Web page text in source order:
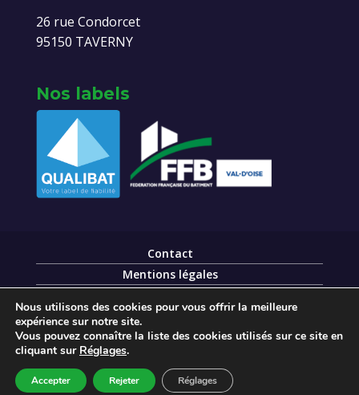
26 rue Condorcet
95150 TAVERNY
Nos labels
Contact
Mentions légales
Communication
Nous utilisons des cookies pour vous offrir la meilleure
expérience sur notre site.
Vous pouvez connaître la liste des cookies utilisés sur ce site en
cliquant sur Réglages.
Accepter Rejeter Réglages